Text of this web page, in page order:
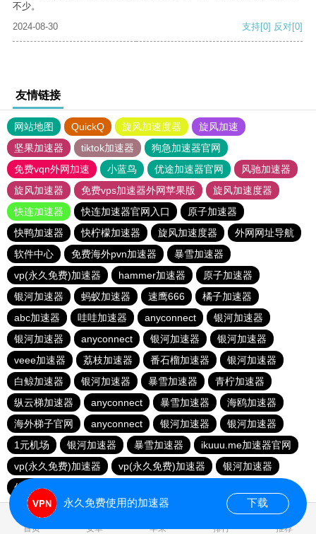
不少。
2024-08-30
支持[0] 反对[0]
友情链接
网站地图 QuickQ 旋风加速度器
旋风加速
坚果加速器
tiktok加速器
狗急加速器官网
免费vqn外网加速
小蓝鸟 优途加速器官网
风驰加速器
旋风加速器
免费vps加速器外网苹果版
旋风加速度器
快连加速器
快连加速器官网入口
原子加速器
快鸭加速器
快柠檬加速器 旋风加速度器
外网网址导航
软件中心
免费海外pvn加速器
暴雪加速器
vp(永久免费)加速器
hammer加速器
原子加速器
银河加速器
蚂蚁加速器 速鹰666
橘子加速器
abc加速器
哇哇加速器 anyconnect
银河加速器
银河加速器
anyconnect 银河加速器
银河加速器
veee加速器
荔枝加速器 番石榴加速器
银河加速器
白鲸加速器
银河加速器 暴雪加速器
青柠加速器
纵云梯加速器
anyconnect 暴雪加速器
海鸥加速器
海外梯子官网
anyconnect 银河加速器
银河加速器
1元机场
银河加速器 暴雪加速器
ikuuu.me加速器官网
vp(永久免费)加速器
vp(永久免费)加速器
银河加速器
优云666
首页 安卓 苹果 排行 推荐
永久免费使用的加速器 下载
0.145873s